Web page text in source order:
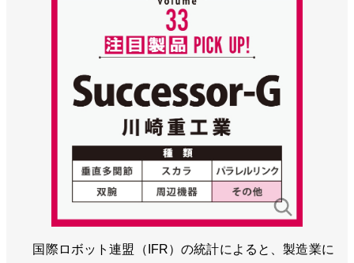
国際ロボット連盟（IFR）の統計によると、製造業に